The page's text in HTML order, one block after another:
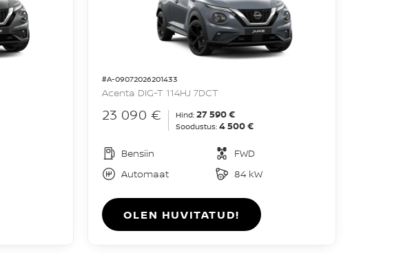
#A-09072026201433
Acenta DIG-T 114HJ 7DCT
23 090 € Hind: 27 590 €
Soodustus: 4 500 €
Bensiin
FWD
Automaat
84 kW
OLEN HUVITATUD!